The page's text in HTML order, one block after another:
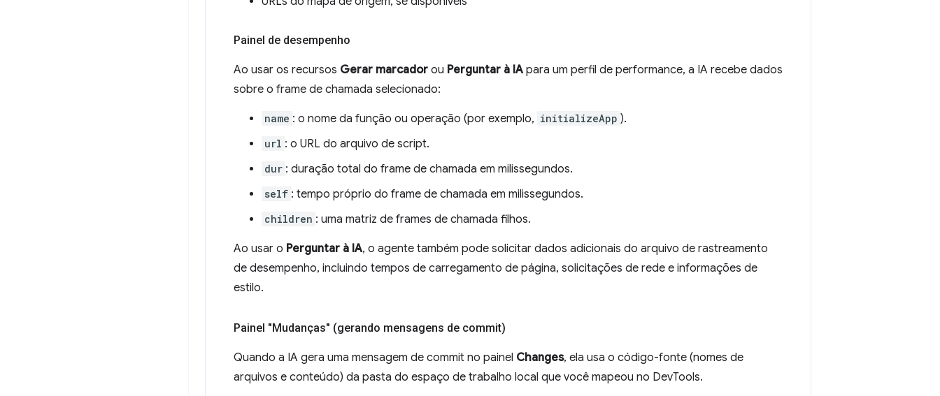
Painel de desempenho
Ao usar os recursos Gerar marcador ou Perguntar à IA para um perfil de performance, a IA recebe dados
sobre o frame de chamada selecionado:
name : o nome da função ou operação (por exemplo, initializeApp ).
url : o URL do arquivo de script.
dur : duração total do frame de chamada em milissegundos.
self : tempo próprio do frame de chamada em milissegundos.
children : uma matriz de frames de chamada filhos.
Ao usar o Perguntar à IA, o agente também pode solicitar dados adicionais do arquivo de rastreamento
de desempenho, incluindo tempos de carregamento de página, solicitações de rede e informações de
estilo.
Painel "Mudanças" (gerando mensagens de commit)
Quando a IA gera uma mensagem de commit no painel Changes, ela usa o código-fonte (nomes de
arquivos e conteúdo) da pasta do espaço de trabalho local que você mapeou no DevTools.